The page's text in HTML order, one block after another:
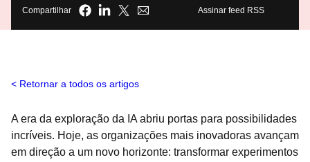
Compartilhar Assinar feed RSS
Retornar a todos os artigos
A era da exploração da IA abriu portas para possibilidades
incríveis. Hoje, as organizações mais inovadoras avançam
em direção a um novo horizonte: transformar experimentos